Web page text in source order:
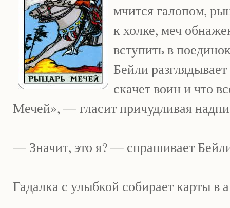
мчится галопом,
к холке, меч
вступить в
Бейли
скачет воин и что
Мечей», — гласит причудливая
— Значит, это я? — спрашивает
Гадалка с улыбкой собирает карты в